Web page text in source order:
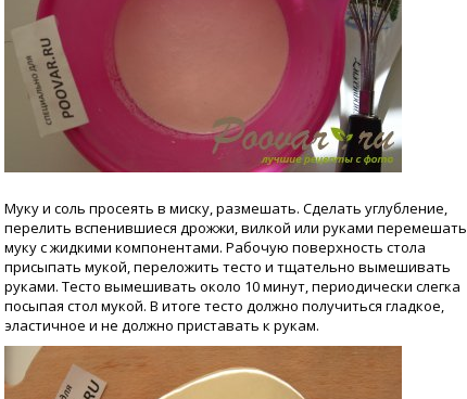
Муку и соль просеять в миску, размешать. Сделать углубление,
перелить вспенившиеся дрожжи, вилкой или руками перемешать
муку с жидкими компонентами. Рабочую поверхность стола
присыпать мукой, переложить тесто и тщательно вымешивать
руками. Тесто вымешивать около 10 минут, периодически слегка
посыпая стол мукой. В итоге тесто должно получиться гладкое,
эластичное и не должно приставать к рукам.